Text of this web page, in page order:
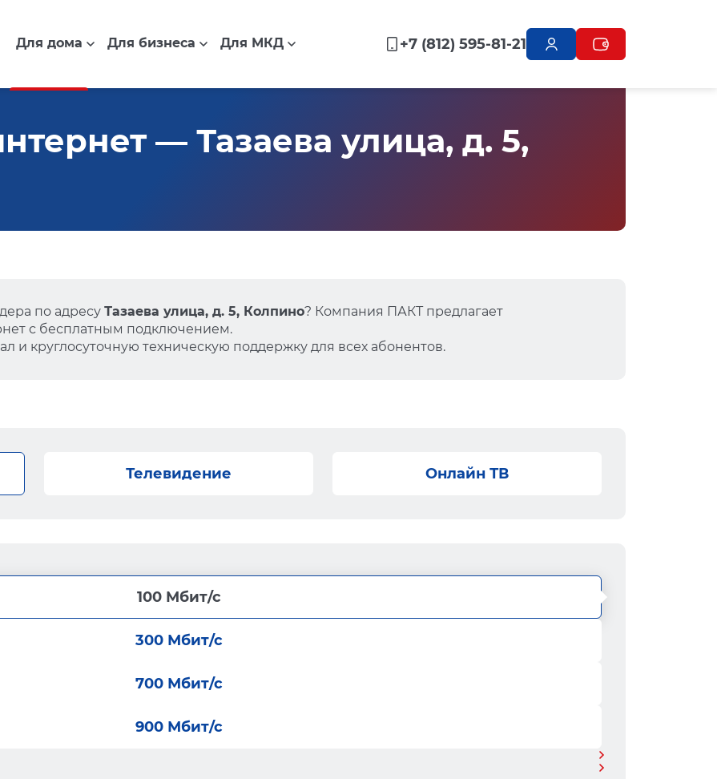
Для дома Для бизнеса Для МКД +7 (812) 595-81-21
— Тазаева улица, д. 5,
по адресу Тазаева улица, д. 5, Колпино? Компания ПАКТ предлагает
с бесплатным подключением.
и круглосуточную техническую поддержку для всех абонентов.
Телевидение Онлайн ТВ
100 Мбит/с
300 Мбит/с
700 Мбит/с
900 Мбит/с